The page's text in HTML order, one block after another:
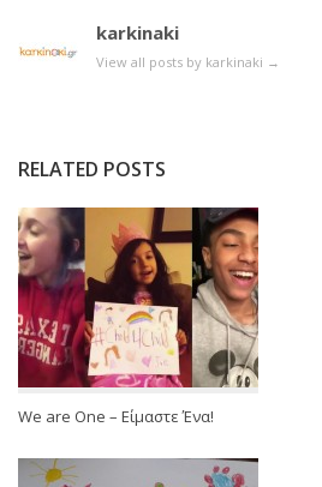
karkinaki
View all posts by karkinaki →
RELATED POSTS
We are One – Είμαστε Ένα!